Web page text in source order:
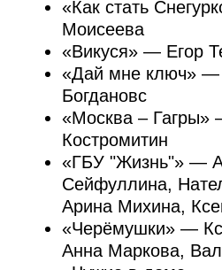
Профессиональное
Короткий метр «ГБУ „Жизнь“» попал
в программуShort Film Corner в
и на фестиваль«Святая
а «Стрелок» и «Хорошие дети
отобраны на
«В кино не любят тех, кто
приходят не просто работать, а
с душой. Главное — любить то,
вы делаете. Потому что те, кто
здесь не задерживаются»,
— отметила Виктория
редактор Плюс Студии
преподаватель.